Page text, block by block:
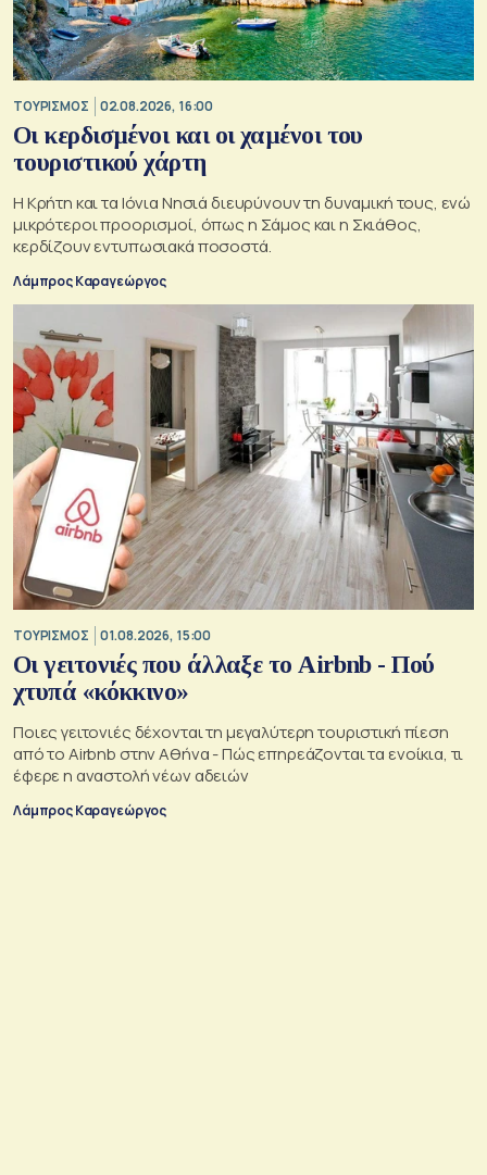
ΤΟΥΡΙΣΜΟΣ 02.08.2026, 16:00
Οι κερδισμένοι και οι χαμένοι του
τουριστικού χάρτη
Η Κρήτη και τα Ιόνια Νησιά διευρύνουν τη δυναμική τους, ενώ
μικρότεροι προορισμοί, όπως η Σάμος και η Σκιάθος,
κερδίζουν εντυπωσιακά ποσοστά.
Λάμπρος Καραγεώργος
ΤΟΥΡΙΣΜΟΣ 01.08.2026, 15:00
Οι γειτονιές που άλλαξε το Airbnb - Πού
χτυπά «κόκκινο»
Ποιες γειτονιές δέχονται τη μεγαλύτερη τουριστική πίεση
από το Airbnb στην Αθήνα - Πώς επηρεάζονται τα ενοίκια, τι
έφερε η αναστολή νέων αδειών
Λάμπρος Καραγεώργος